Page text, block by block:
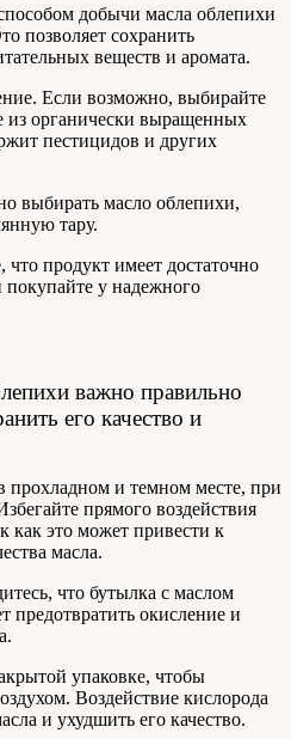
добычи масла облепихи
позволяет сохранить
веществ и аромата.
Если возможно, выбирайте
из органически выращенных
пестицидов и других
выбирать масло облепихи,
тару.
продукт имеет достаточно
покупайте у надежного
важно правильно
его качество и
прохладном и темном месте, при
прямого воздействия
как это может привести к
масла.
что бутылка с маслом
предотвратить окисление и
упаковке, чтобы
Воздействие кислорода
и ухудшить его качество.